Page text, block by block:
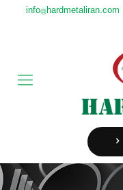
info@hardmetaliran.com